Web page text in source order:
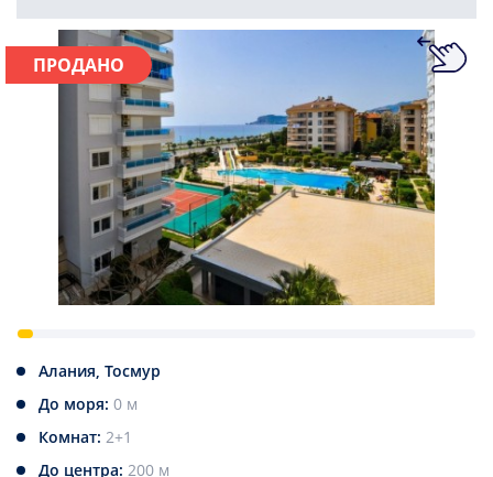
ПРОДАНО
Алания, Тосмур
До моря: 0 м
Комнат: 2+1
До центра: 200 м